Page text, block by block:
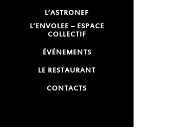
L’ASTRONEF
L’ENVOLEE – ESPACE
COLLECTIF
ÉVÉNEMENTS
LE RESTAURANT
CONTACTS